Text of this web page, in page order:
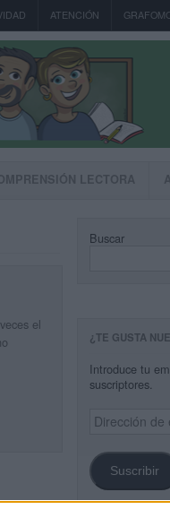
ATENCIÓN
LECTORA
el
Buscar
¿TE GUSTA
Introduce tu
suscriptores.
Dirección
de
Suscribir